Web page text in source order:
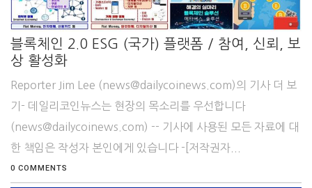
블록체인 2.0 ESG (국가) 플랫폼 / 참여, 신뢰, 보
상 활성화
Reporter Jim Lee (news@dailycoinews.com)의 기사 더 보
기- 데일리코인뉴스는 현장의 목소리를 우선합니다
(news@dailycoinews.com) -- 기사에 사용된 모든 자료에 대
한 책임은 작성자 본인에게 있습니다 -[저작권자...
0 COMMENTS